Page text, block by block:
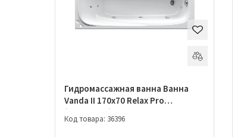
Гидромассажная ванна Ванна
Vanda II 170x70 Relax Pro
(GMSR1431)
Код товара: 36396